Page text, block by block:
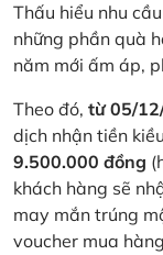
Thấu hiểu nhu
những phần quà
năm mới ấm áp,
Theo đó, từ 05/
dịch nhận tiền
9.500.000 đồng
khách hàng sẽ
may mắn trúng
voucher mua